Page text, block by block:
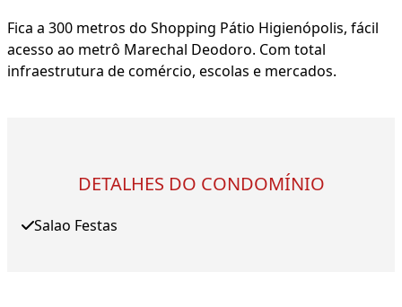
Fica a 300 metros do Shopping Pátio Higienópolis, fácil
acesso ao metrô Marechal Deodoro. Com total
infraestrutura de comércio, escolas e mercados.
DETALHES DO CONDOMÍNIO
Salao Festas